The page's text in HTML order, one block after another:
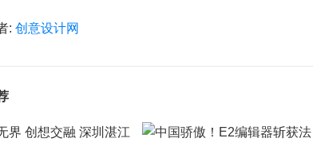
: 创意设计网